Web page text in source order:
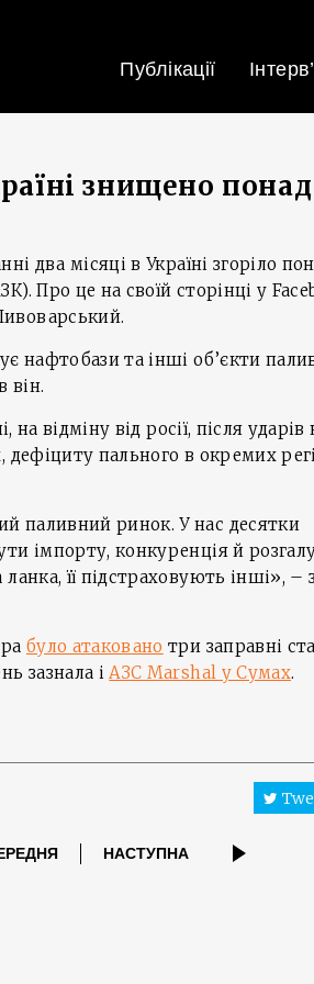
Публікації
знищено понад
два місяці в Україні згоріло
Про це на своїй сторінці у
нафтобази та інші об’єкти
він.
на відміну від росії, після ударів
дефіциту пального в окремих
паливний ринок. У нас десятки
імпорту, конкуренція й
її підстраховують інші», –
було атаковано три заправні
зазнала іАЗС Marshal у Сумах.
НАСТУПНА